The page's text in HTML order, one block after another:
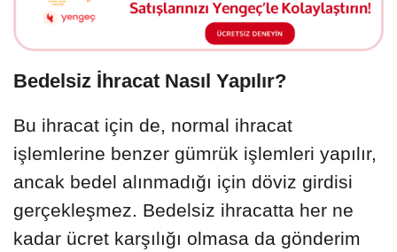
Bedelsiz İhracat Nasıl Yapılır?
Bu ihracat için de, normal ihracat
işlemlerine benzer gümrük işlemleri yapılır,
ancak bedel alınmadığı için döviz girdisi
gerçekleşmez. Bedelsiz ihracatta her ne
kadar ücret karşılığı olmasa da gönderim